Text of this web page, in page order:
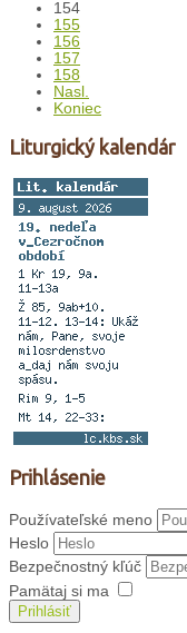
154
155
156
157
158
Nasl.
Koniec
Liturgický kalendár
Prihlásenie
Používateľské meno
Heslo
Bezpečnostný kľúč
Pamätaj si ma
Prihlásiť